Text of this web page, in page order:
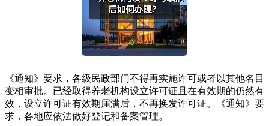
《通知》要求，各级民政部门不得再实施许可或者以其他名目
变相审批。已经取得养老机构设立许可证且在有效期的仍然有
效，设立许可证有效期届满后，不再换发许可证。《通知》要
求，各地应依法做好登记和备案管理。